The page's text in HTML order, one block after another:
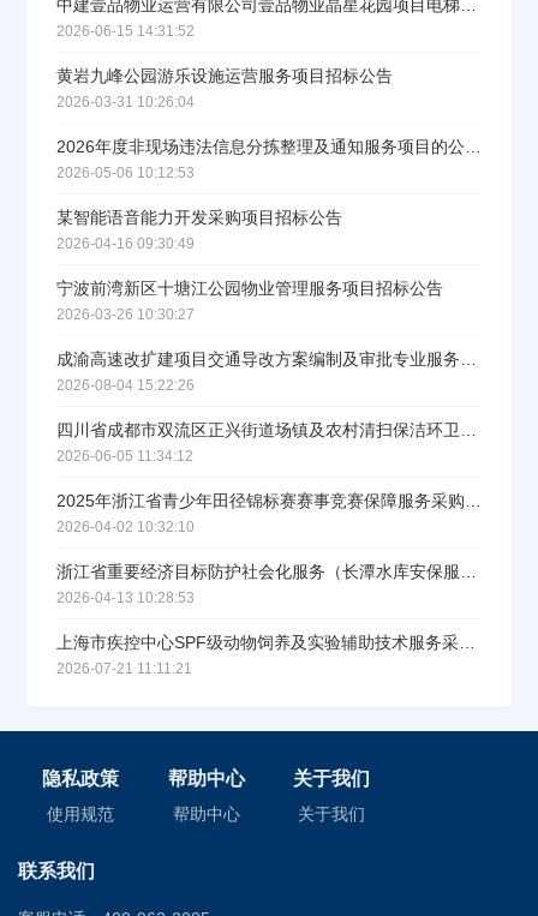
中建壹品物业运营有限公司壹品物业晶星花园项目电梯维保服务竞价采购招标公告
2026-06-15 14:31:52
黄岩九峰公园游乐设施运营服务项目招标公告
2026-03-31 10:26:04
2026年度非现场违法信息分拣整理及通知服务项目的公开招标公告
2026-05-06 10:12:53
某智能语音能力开发采购项目招标公告
2026-04-16 09:30:49
宁波前湾新区十塘江公园物业管理服务项目招标公告
2026-03-26 10:30:27
成渝高速改扩建项目交通导改方案编制及审批专业服务采购公告
2026-08-04 15:22:26
四川省成都市双流区正兴街道场镇及农村清扫保洁环卫公厕管护服务项目招标公告
2026-06-05 11:34:12
2025年浙江省青少年田径锦标赛赛事竞赛保障服务采购招标公告
2026-04-02 10:32:10
浙江省重要经济目标防护社会化服务（长潭水库安保服务）采购项目招标公告
2026-04-13 10:28:53
上海市疾控中心SPF级动物饲养及实验辅助技术服务采购公告
2026-07-21 11:11:21
隐私政策
使用规范
帮助中心
帮助中心
关于我们
关于我们
联系我们